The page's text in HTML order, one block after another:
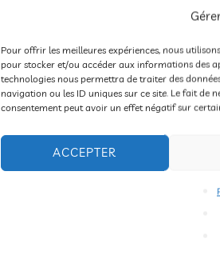
Pour offrir les meilleures expériences, nous
pour stocker et/ou accéder aux informations des
technologies nous permettra de traiter des
navigation ou les ID uniques sur ce site. Le fait de
consentement peut avoir un effet négatif sur
ACCEPTER